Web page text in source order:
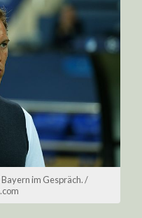
Bayern im Gespräch. /